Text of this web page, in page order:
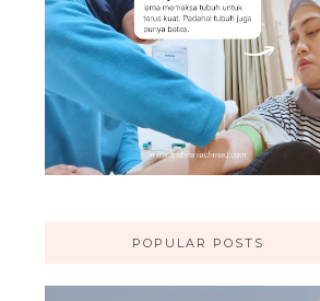
POPULAR POSTS